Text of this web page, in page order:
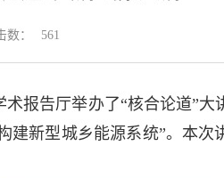
数： 561
报告厅举办了“核合论道”大
新型城乡能源系统”。本次